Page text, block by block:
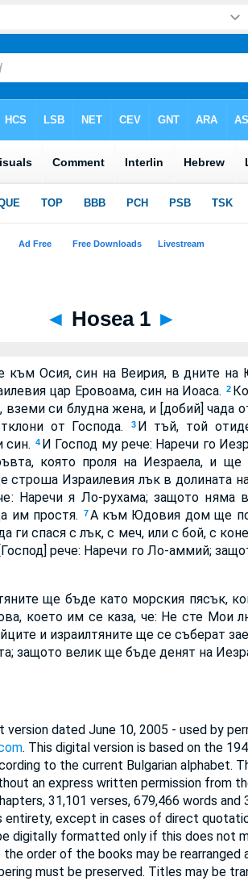
◄ Hosea 1 ►
към Осия, син на Веирия, в дните
цар Еровоама, син на Иоаса. 2
вземи си блудна жена, и [добий] чада
от Господа.
3 И тъй, той
син. 4 И Господ му рече: Наречи го
която проля на Иезраела, и ще
строша Израилевия лък в долината
Наречи я Ло-рухама; защото няма
им простя.
7А към Юдовия дом ще
ги спася с лък, с меч, или с бой, с
рече: Наречи го Ло-аммий;
ще бъде като морския пясък,
което им се каза, че: Не сте Мои
и израилтяните ще се съберат
защото велик ще бъде денят на
dated June 10, 2005 - used by
. This digital version is based on the
to the current Bulgarian alphabet.
an express written permission from
31,101 verses, 679,466 words and
entirety, except in cases of direct
digitally formatted only if this does not
the order of the books may be
must be preserved. Titles may be